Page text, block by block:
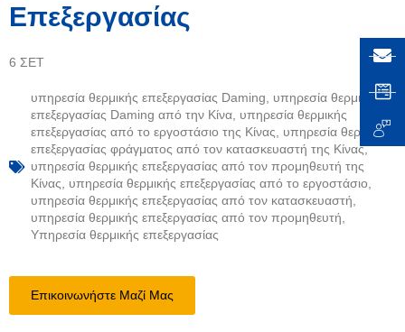
Επεξεργασίας
6 ΣΕΤ
υπηρεσία θερμικής επεξεργασίας Daming, υπηρεσία θερμικής
επεξεργασίας Daming από την Κίνα, υπηρεσία θερμικής
επεξεργασίας από το εργοστάσιο της Κίνας, υπηρεσία θερμικής
επεξεργασίας φράγματος από τον κατασκευαστή της Κίνας,
υπηρεσία θερμικής επεξεργασίας από τον προμηθευτή της
Κίνας, υπηρεσία θερμικής επεξεργασίας από το εργοστάσιο,
υπηρεσία θερμικής επεξεργασίας από τον κατασκευαστή,
υπηρεσία θερμικής επεξεργασίας από τον προμηθευτή,
Υπηρεσία θερμικής επεξεργασίας
Επικοινωνήστε Μαζί Μας